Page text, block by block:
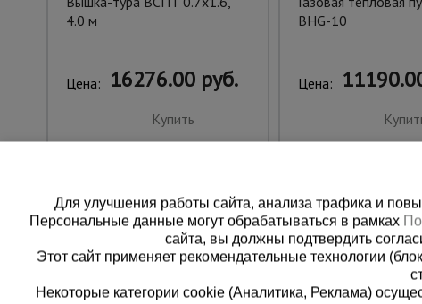
4.0 м
Цена: 16276.00 руб.
Купить
BHG-10
Цена:
Для улучшения работы сайта, анализа трафика и
Персональные данные могут обрабатываться в рамках
сайта, вы должны подтвердить
Этот сайт применяет рекомендательные технологии
Некоторые категории cookie (Аналитика, Реклама)